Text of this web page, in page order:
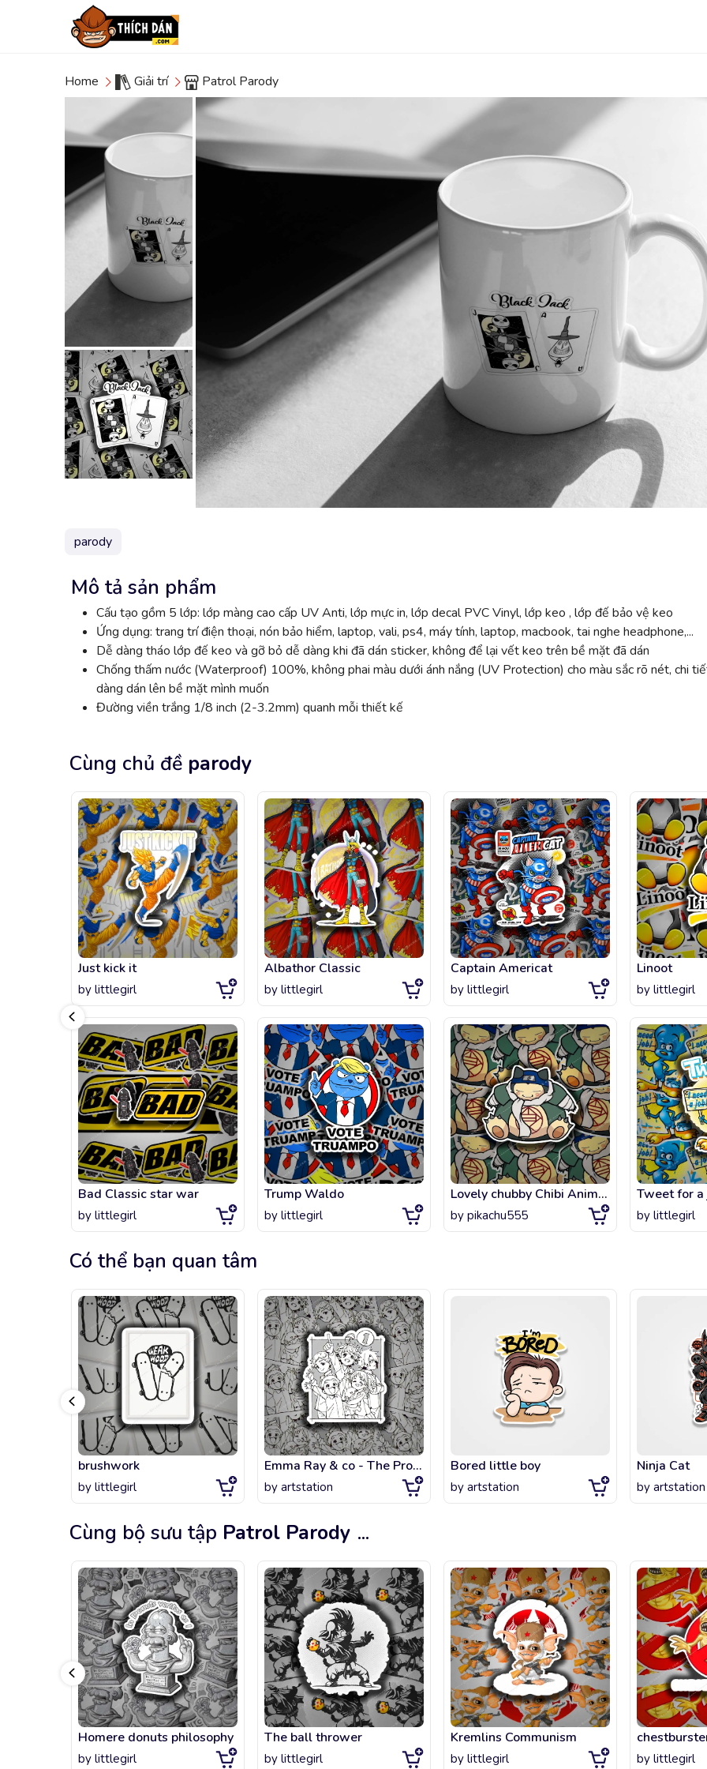
Home Giải trí Patrol Parody
parody
Mô tả sản phẩm
Cấu tạo gồm 5 lớp: lớp màng cao cấp UV Anti, lớp mực in, lớp decal PVC Vinyl, lớp keo , lớp đế bảo vệ keo
Ứng dụng: trang trí điện thoại, nón bảo hiểm, laptop, vali, ps4, máy tính, laptop, macbook, tai nghe headphone,...
Dễ dàng tháo lớp đế keo và gỡ bỏ dễ dàng khi đã dán sticker, không để lại vết keo trên bề mặt đã dán
Chống thấm nước (Waterproof) 100%, không phai màu dưới ánh nắng (UV Protection) cho màu sắc rõ nét, chi
dàng dán lên bề mặt mình muốn
Đường viền trắng 1/8 inch (2-3.2mm) quanh mỗi thiết kế
Cùng chủ đề parody
Just kick it
by littlegirl
Bad Classic star war
by littlegirl
Albathor Classic
by littlegirl
Trump Waldo
by littlegirl
Captain Americat
by littlegirl
Lovely chubby Chibi Anime characters peeker
by pikachu555
Linoot
by littlegirl
Tweet for a
by littlegirl
Có thể bạn quan tâm
brushwork
by littlegirl
Emma Ray & co - The Promised Neverland
by artstation
Bored little boy
by artstation
Ninja Cat
by artstation
Cùng bộ sưu tập Patrol Parody ...
Homere donuts philosophy
by littlegirl
The ball thrower
by littlegirl
Kremlins Communism
by littlegirl by littlegirl